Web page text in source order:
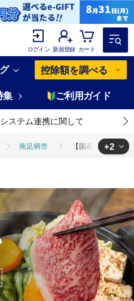
ログイン 新規登録 カート
控除額を調べる
集 ご利用ガイド
ステム連携に関して
南足柄市 【国産希少牛】
牛肉 【国産希少牛】 相州牛（
+2